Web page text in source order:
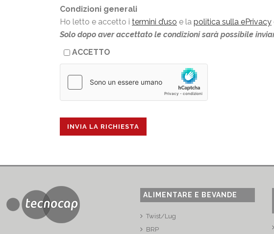
Condizioni generali
Ho letto e accetto i termini d’uso e la politica sulla ePrivacy
Solo dopo aver accettato le condizioni sarà possibile
ACCETTO
ALIMENTARE E BEVANDE
Twist/Lug
BRP